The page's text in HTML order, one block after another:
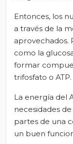
Entonces, los
a través de la
aprovechados.
como la
formar
trifosfato o ATP.
La energía del
necesidades
partes de una
un buen